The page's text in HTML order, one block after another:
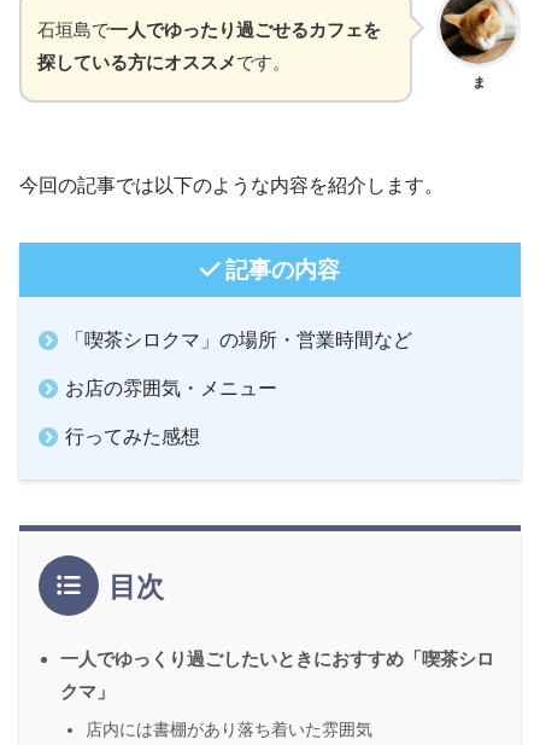
ま
石垣島で一人でゆったり過ごせるカフェを
探している方にオススメです。
今回の記事では以下のような内容を紹介します。
記事の内容
「喫茶シロクマ」の場所・営業時間など
お店の雰囲気・メニュー
行ってみた感想
目次
一人でゆっくり過ごしたいときにおすすめ「喫茶シロ
クマ」
店内には書棚があり落ち着いた雰囲気